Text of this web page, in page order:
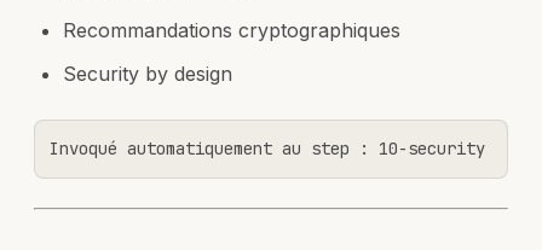
Recommandations cryptographiques
Security by design
Invoqué automatiquement au step : 10-security